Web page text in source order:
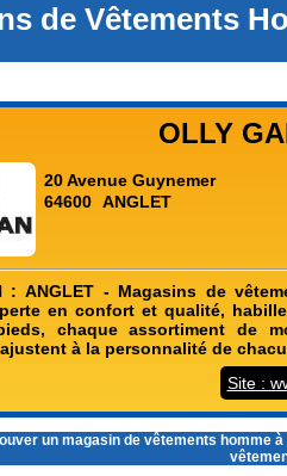
de Vêtements
OLLY
20 Avenue Guynemer
64600 ANGLET
: ANGLET - Magasins de
en confort et qualité,
chaque assortiment de
à la personnalité de
Site :
un magasin de vêtements homme à